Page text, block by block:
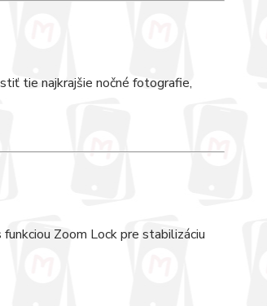
tie najkrajšie nočné fotografie,
Zoom Lock pre stabilizáciu